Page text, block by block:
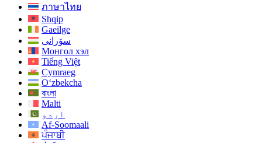
ภาษาไทย
Shqip
Gaeilge
سۆرانی
Монгол хэл
Tiếng Việt
Cymraeg
O‘zbekcha
বাংলা
Malti
اردو
Af-Soomaali
ਪੰਜਾਬੀ